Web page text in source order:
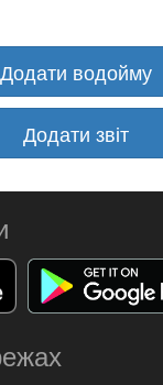
Додати водойму
Додати звіт